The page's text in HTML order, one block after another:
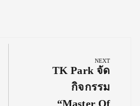
NEXT
Next
Post:
TK Park จัด
กิจกรรม
“Master Of